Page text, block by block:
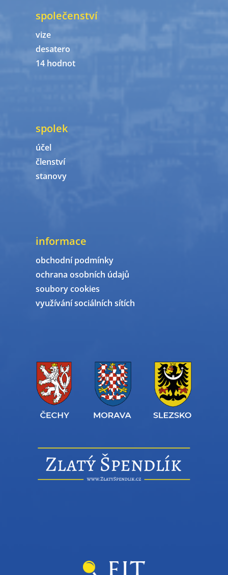
společenství
vize
desatero
14 hodnot
spolek
účel
členství
stanovy
informace
obchodní podmínky
ochrana osobních údajů
soubory cookies
využívání sociálních sítích